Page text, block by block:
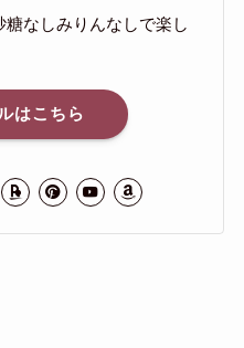
なしみりんなしで楽し
はこちら